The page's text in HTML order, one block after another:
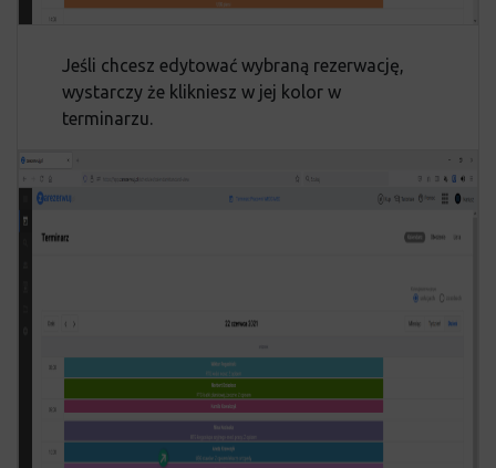
Jeśli chcesz edytować wybraną rezerwację,
wystarczy że klikniesz w jej kolor w
terminarzu.